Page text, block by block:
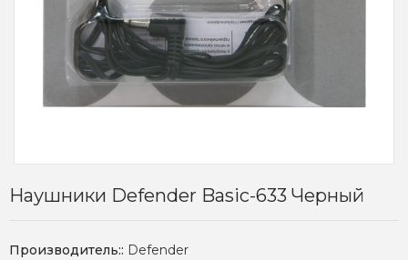
Наушники Defender Basic-633 Черный
Производитель:: Defender